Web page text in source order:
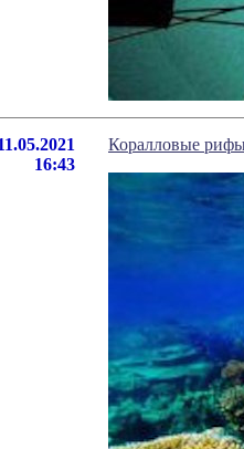
16:43
Коралловые